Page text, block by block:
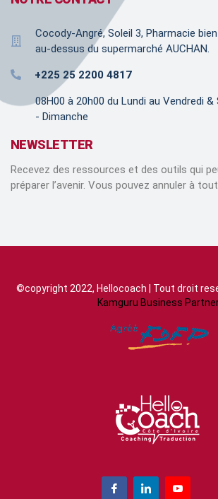
Cocody-Angré, Soleil 3, Pharmacie
au-dessus du supermarché AUCHAN.
+225 25 2200 4817
08H00 à 20h00 du Lundi au Vendredi &
- Dimanche
NEWSLETTER
Recevez des ressources et des outils qui
préparer l’avenir. Vous pouvez annuler à
©copyright 2022, Hellocoach | Tout droit
Kamguru Business